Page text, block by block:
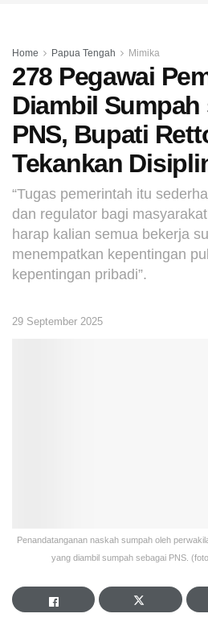
Home Papua Tengah Mimika
278 Pegawai
Diambil Sumpah
PNS, Bupati
Tekankan
“Tugas pemerintah itu
dan regulator bagi
harap kalian semua bekerja
menempatkan kepentingan
kepentingan pribadi”.
29 September 2025
Penandatanganan naskah sumpah oleh
yang diambil sumpah sebagai PNS.